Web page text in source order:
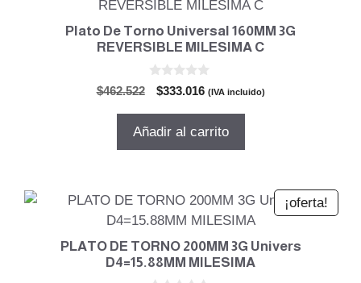
Plato De Torno Universal 160MM 3G
REVERSIBLE MILESIMA C
$462.522
El
original
$333.016El
actual
(IVA incluido)
Añadir al carrito
¡oferta!
PLATO DE TORNO 200MM 3G Univers
D4=15.88MM MILESIMA